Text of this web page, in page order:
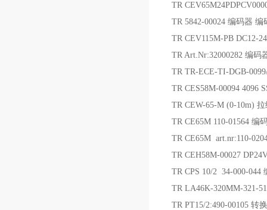
TR
TR 5842-00024 编码器 编
TR CEV115M-PB DC12-
TR Art.Nr:32000282 编码
TR TR-ECE-TI-DGB-
TR CES58M-00094 4096
TR CEW-65-M (0-10m)
TR CE65M 110-01564 编
TR CE65M art.nr:110-
TR CEH58M-00027
TR CPS 10/2 34-000-044
TR LA46K-320MM-321-
TR PT15/2:490-00105 转